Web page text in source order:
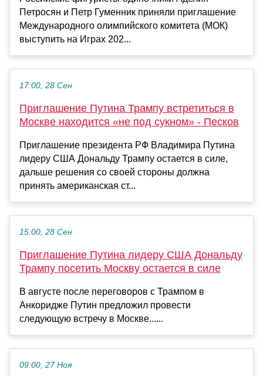
Петросян и Петр Гуменник приняли приглашение
Международного олимпийского комитета (МОК)
выступить на Играх 202...
17:00, 28 Сен
Приглашение Путина Трампу встретиться в
Москве находится «не под сукном» - Песков
Приглашение президента РФ Владимира Путина
лидеру США Дональду Трампу остается в силе,
дальше решения со своей стороны должна
принять американская ст...
15:00, 28 Сен
Приглашение Путина лидеру США Дональду
Трампу посетить Москву остается в силе
В августе после переговоров с Трампом в
Анкоридже Путин предложил провести
следующую встречу в Москве......
09:00, 27 Ноя